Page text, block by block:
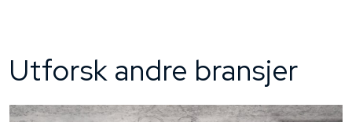
Utforsk andre bransjer